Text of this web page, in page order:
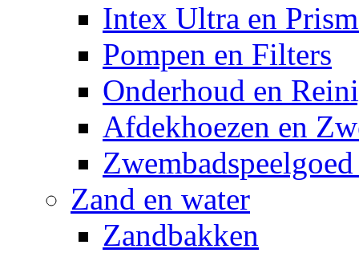
Intex Ultra en
Pompen en Filters
Onderhoud en
Afdekhoezen en
Zand en water
Zandbakken